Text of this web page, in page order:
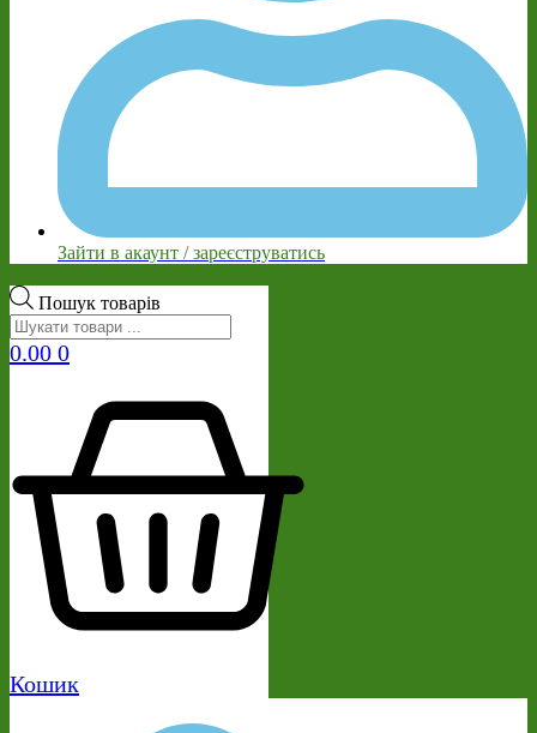
Зайти в акаунт / зареєструватись
Пошук товарів
0.00 0
Кошик